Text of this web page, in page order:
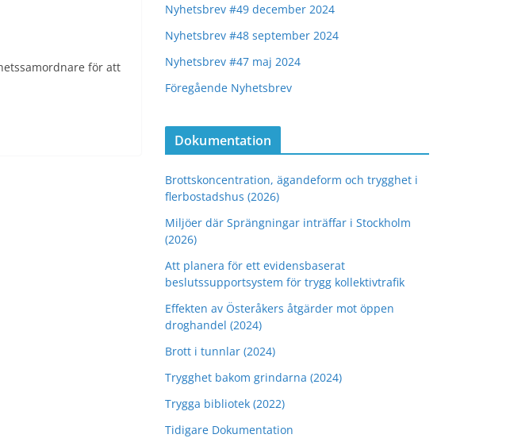
för att
Nyhetsbrev #49 december 2024
Nyhetsbrev #48 september 2024
Nyhetsbrev #47 maj 2024
Föregående Nyhetsbrev
Dokumentation
Brottskoncentration, ägandeform och trygghet i
flerbostadshus (2026)
Miljöer där Sprängningar inträffar i Stockholm
(2026)
Att planera för ett evidensbaserat
beslutssupportsystem för trygg kollektivtrafik
Effekten av Österåkers åtgärder mot öppen
droghandel (2024)
Brott i tunnlar (2024)
Trygghet bakom grindarna (2024)
Trygga bibliotek (2022)
Tidigare Dokumentation